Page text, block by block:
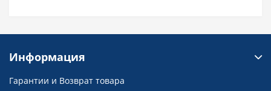
Информация
Гарантии и Возврат товара